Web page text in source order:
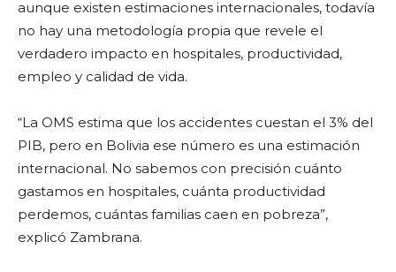
aunque existen estimaciones internacionales, todavía
no hay una metodología propia que revele el
verdadero impacto en hospitales, productividad,
empleo y calidad de vida.
“La OMS estima que los accidentes cuestan el 3% del
PIB, pero en Bolivia ese número es una estimación
internacional. No sabemos con precisión cuánto
gastamos en hospitales, cuánta productividad
perdemos, cuántas familias caen en pobreza”,
explicó Zambrana.